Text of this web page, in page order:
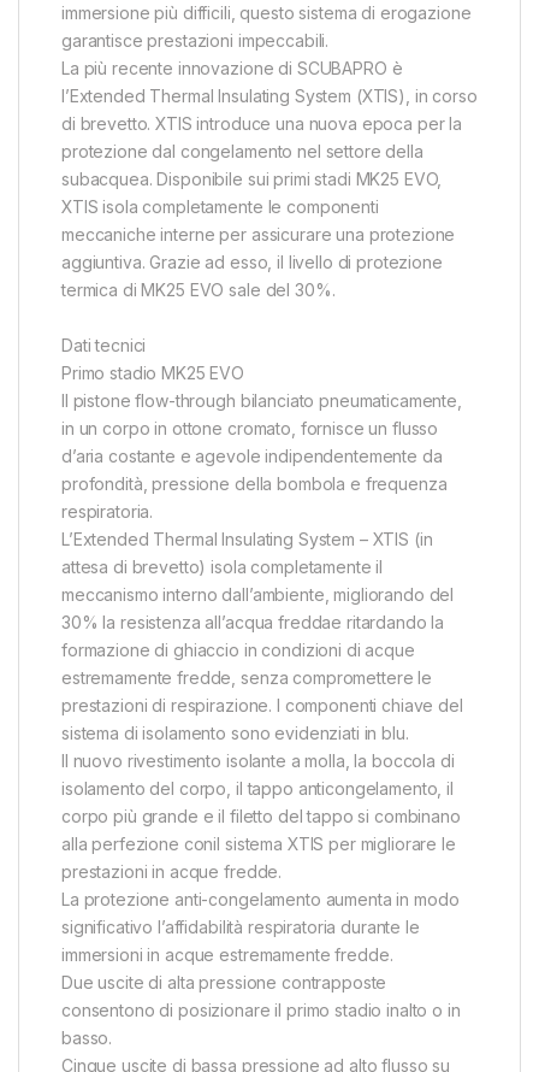
immersione più difficili, questo sistema di erogazione
garantisce prestazioni impeccabili.
La più recente innovazione di SCUBAPRO è
l’Extended Thermal Insulating System (XTIS), in corso
di brevetto. XTIS introduce una nuova epoca per la
protezione dal congelamento nel settore della
subacquea. Disponibile sui primi stadi MK25 EVO,
XTIS isola completamente le componenti
meccaniche interne per assicurare una protezione
aggiuntiva. Grazie ad esso, il livello di protezione
termica di MK25 EVO sale del 30%.
Dati tecnici
Primo stadio MK25 EVO
Il pistone flow-through bilanciato pneumaticamente,
in un corpo in ottone cromato, fornisce un flusso
d’aria costante e agevole indipendentemente da
profondità, pressione della bombola e frequenza
respiratoria.
L’Extended Thermal Insulating System – XTIS (in
attesa di brevetto) isola completamente il
meccanismo interno dall’ambiente, migliorando del
30% la resistenza all’acqua freddae ritardando la
formazione di ghiaccio in condizioni di acque
estremamente fredde, senza compromettere le
prestazioni di respirazione. I componenti chiave del
sistema di isolamento sono evidenziati in blu.
Il nuovo rivestimento isolante a molla, la boccola di
isolamento del corpo, il tappo anticongelamento, il
corpo più grande e il filetto del tappo si combinano
alla perfezione conil sistema XTIS per migliorare le
prestazioni in acque fredde.
La protezione anti-congelamento aumenta in modo
significativo l’affidabilità respiratoria durante le
immersioni in acque estremamente fredde.
Due uscite di alta pressione contrapposte
consentono di posizionare il primo stadio inalto o in
basso.
Cinque uscite di bassa pressione ad alto flusso su